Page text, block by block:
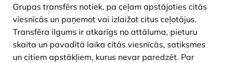
Grupas transfērs notiek, pa ceļam apstājoties citās
viesnīcās un paņemot vai izlaižot citus ceļotājus.
Transfēra ilgums ir atkarīgs no attāluma, pieturu
skaita un pavadītā laika citās viesnīcās, satiksmes
un citiem apstākļiem, kurus nevar paredzēt. Par